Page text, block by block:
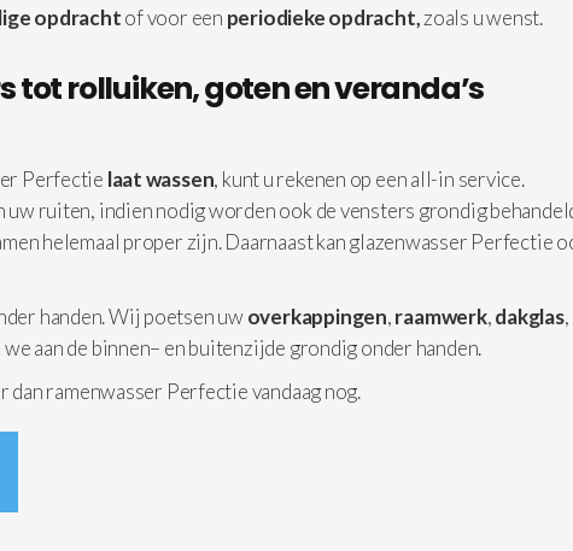
opdrachtof voor een periodieke opdracht,zoals u wenst.
tot rolluiken, goten en veranda’s
Perfectie laat wassen, kunt u rekenen op een all-in service.
uw ruiten, indien nodig worden ook de vensters grondig
helemaal proper zijn. Daarnaast kan glazenwasser Perfectie
handen. Wij poetsen uwoverkappingen,raamwerk,dakglas
aan de binnen– en buitenzijde grondig onder handen.
ramenwasser Perfectie vandaag nog.